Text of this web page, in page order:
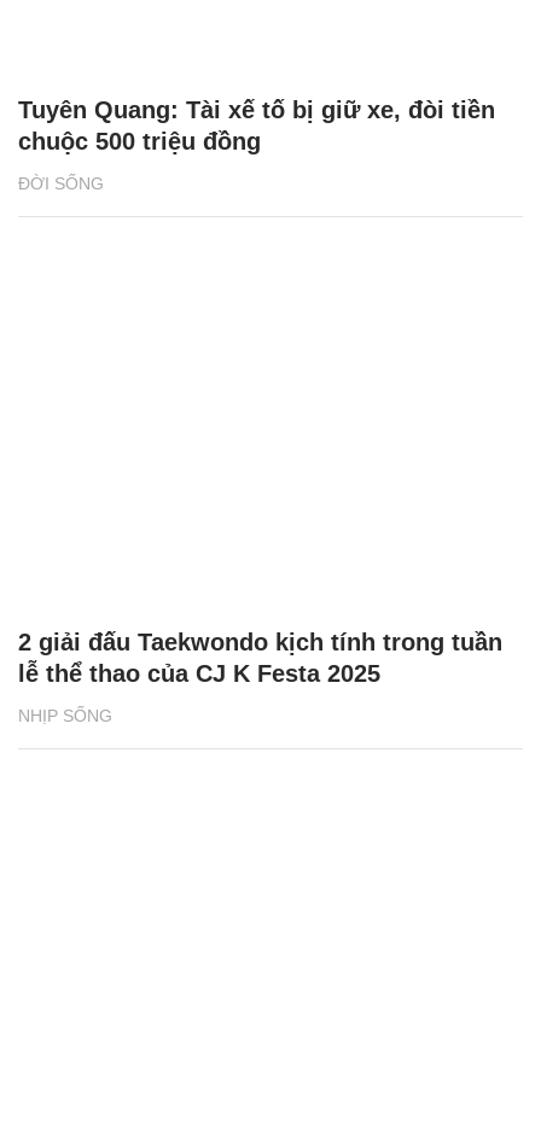
ĐỜI SỐNG
Tuyên Quang: Tài xế tố bị giữ xe, đòi tiền
chuộc 500 triệu đồng
NHỊP SỐNG
2 giải đấu Taekwondo kịch tính trong tuần
lễ thể thao của CJ K Festa 2025